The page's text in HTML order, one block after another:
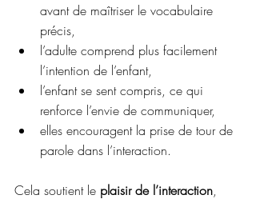
avant de maîtriser le vocabulaire
précis,
l’adulte comprend plus facilement
l’intention de l’enfant,
l’enfant se sent compris, ce qui
renforce l’envie de communiquer,
elles encouragent la prise de tour de
parole dans l’interaction.
Cela soutient le plaisir de l’interaction,